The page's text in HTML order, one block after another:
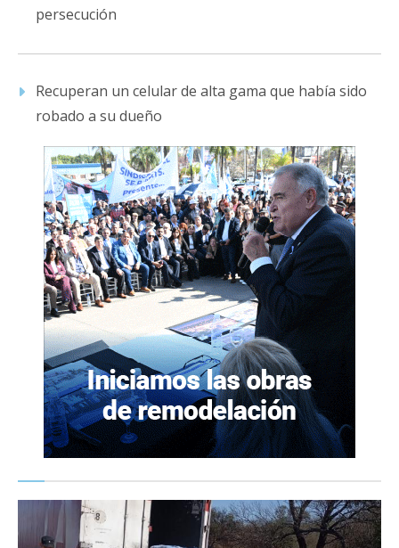
persecución
Recuperan un celular de alta gama que había sido
robado a su dueño